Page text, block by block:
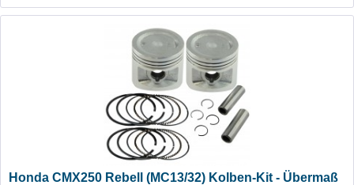
Honda CMX250 Rebell (MC13/32) Kolben-Kit - Übermaß